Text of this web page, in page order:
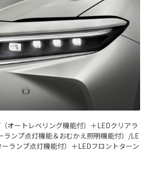
オートレベリング機能付）＋LEDクリアラ
ランプ点灯機能＆おむかえ照明機能付）/LE
ランプ点灯機能付）＋LEDフロントターン